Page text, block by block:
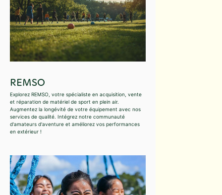
REMSO
Explorez REMSO, votre spécialiste en acquisition, vente
et réparation de matériel de sport en plein air.
Augmentez la longévité de votre équipement avec nos
services de qualité. Intégrez notre communauté
d'amateurs d'aventure et améliorez vos performances
en extérieur !